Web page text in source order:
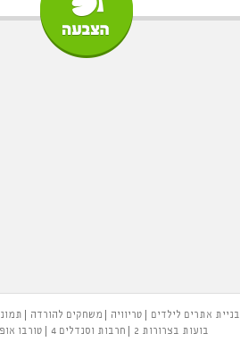
בניית אתרים לילדים טריוויה משחקים להורדה
בועות בצרורות 2
חרבות וסנדלים 4 טורבו